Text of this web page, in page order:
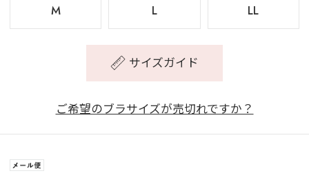
M
L LL
サイズガイド
ご希望のブラサイズが売切れですか？